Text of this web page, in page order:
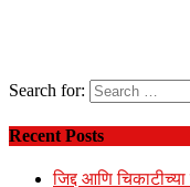
Search for:
Recent Posts
जिद्द आणि